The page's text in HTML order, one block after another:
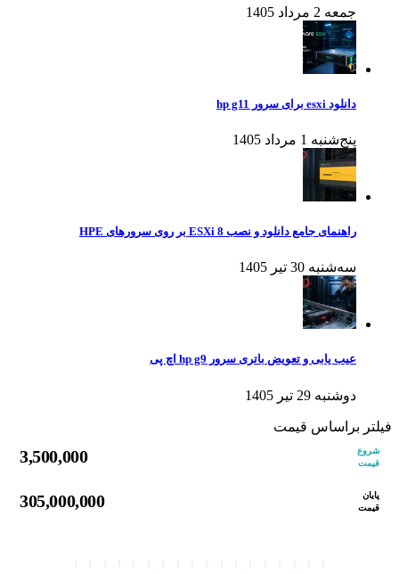
جمعه 2 مرداد 1405
دانلود esxi برای سرور hp g11
پنج‌شنبه 1 مرداد 1405
راهنمای جامع دانلود و نصب ESXi 8 بر روی سرورهای HPE
سه‌شنبه 30 تیر 1405
عیب یابی و تعویض باتری سرور hp g9 اچ پی
دوشنبه 29 تیر 1405
فیلتر براساس قیمت
شروع
قیمت
3,500,000
پایان
قیمت
305,000,000